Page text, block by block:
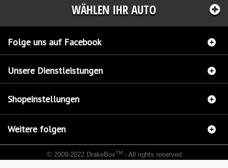
WÄHLEN IHR AUTO
Folge uns auf Facebook
Unsere Dienstleistungen
Shopeinstellungen
Weitere folgen
© 2009-2022 DrakeBoxTM- All rights reserved